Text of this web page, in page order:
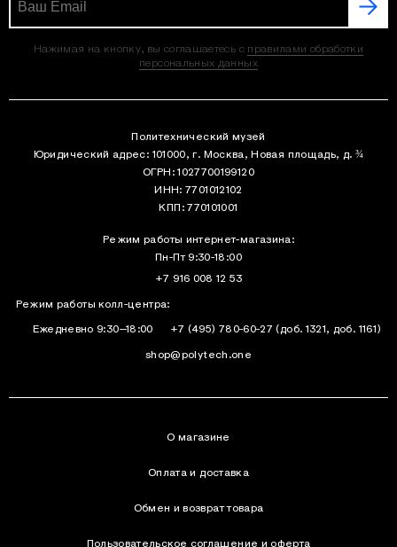
Нажимая на кнопку, вы соглашаетесь с правилами обработки
персональных данных
Политехнический музей
Юридический адрес: 101000, г. Москва, Новая площадь, д. ¾
ОГРН: 1027700199120
ИНН: 7701012102
КПП: 770101001
Режим работы интернет-магазина:
Пн-Пт 9:30-18:00
+7 916 008 12 53
Режим работы колл-центра:
Ежедневно 9:30–18:00 +7 (495) 780-60-27 (доб. 1321, доб. 1161)
shop@polytech.one
О магазине
Оплата и доставка
Обмен и возврат товара
Пользовательское соглашение и оферта